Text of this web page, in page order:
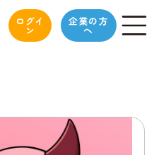
ログイ
ン
企業の方
へ